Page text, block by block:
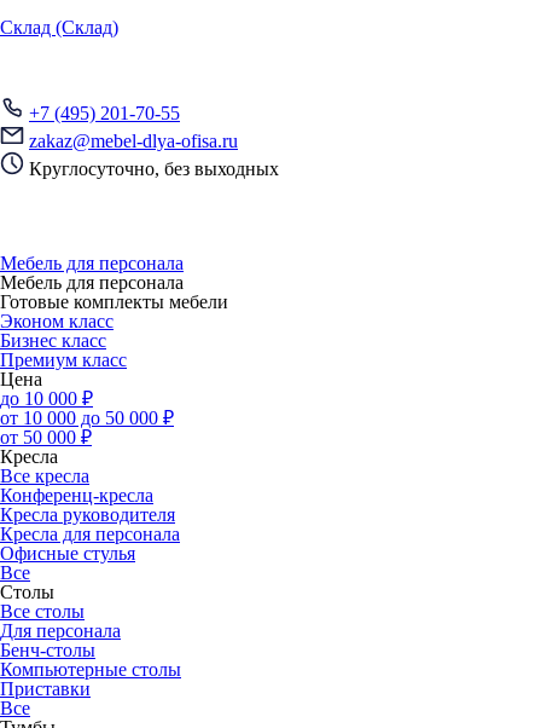
Склад (Склад)
+7 (495) 201-70-55
zakaz@mebel-dlya-ofisa.ru
Круглосуточно, без выходных
Мебель для персонала
Мебель для персонала
Готовые комплекты мебели
Эконом класс
Бизнес класс
Премиум класс
Цена
до 10 000 ₽
от 10 000 до 50 000 ₽
от 50 000 ₽
Кресла
Все кресла
Конференц-кресла
Кресла руководителя
Кресла для персонала
Офисные стулья
Все
Столы
Все столы
Для персонала
Бенч-столы
Компьютерные столы
Приставки
Все